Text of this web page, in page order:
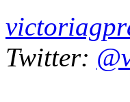
Twitter: